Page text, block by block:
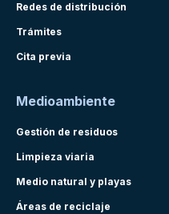
Redes de distribución
Trámites
Cita previa
Medioambiente
Gestión de residuos
Limpieza viaria
Medio natural y playas
Áreas de reciclaje